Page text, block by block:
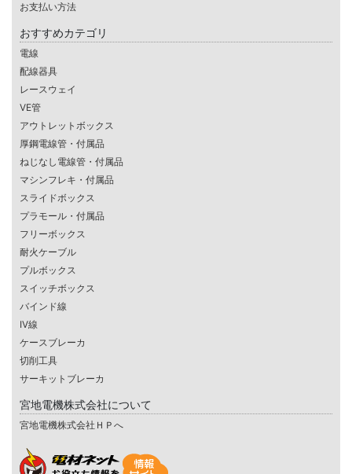
お支払い方法
おすすめカテゴリ
電線
配線器具
レースウェイ
VE管
アウトレットボックス
厚鋼電線管・付属品
ねじなし電線管・付属品
マシンフレキ・付属品
スライドボックス
プラモール・付属品
フリーボックス
耐火ケーブル
プルボックス
スイッチボックス
バインド線
IV線
ケースブレーカ
切削工具
サーキットブレーカ
宮地電機株式会社について
宮地電機株式会社ＨＰへ